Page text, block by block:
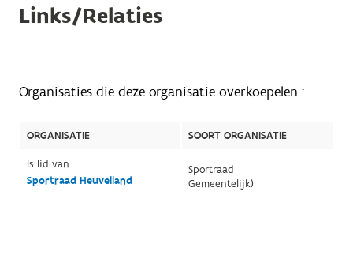
Links/Relaties
Organisaties die deze organisatie overkoepelen :
ORGANISATIE
SOORT ORGANISATIE
Is lid van
Sportraad Heuvelland
Sportraad
Gemeentelijk)